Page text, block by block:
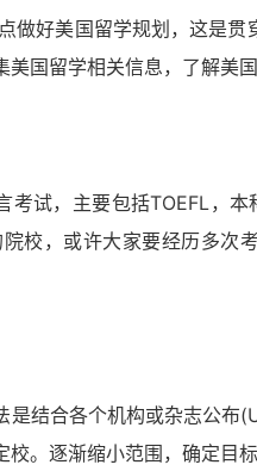
好美国留学规划，这是贯
国留学相关信息，了解美国
试，主要包括TOEFL，本
校，或许大家要经历多次
结合各个机构或杂志公布
。逐渐缩小范围，确定目标